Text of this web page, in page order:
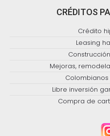
CRÉDITOS
Crédito
Leasing
Mejoras,
Libre inversión
Compra de